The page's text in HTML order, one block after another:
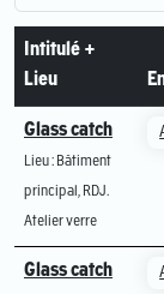
Intitulé +
Lieu
Glass catch
Lieu : Bâtiment
principal, RDJ.
Atelier verre
Glass catch